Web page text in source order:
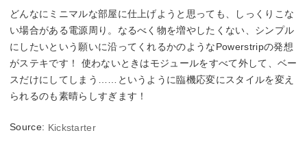
どんなにミニマルな部屋に仕上げようと思っても、しっくりこな
い場合がある電源周り。なるべく物を増やしたくない、シンプル
にしたいという願いに沿ってくれるかのようなPowerstripの発想
がステキです！ 使わないときはモジュールをすべて外して、ベー
スだけにしてしまう……というように臨機応変にスタイルを変え
られるのも素晴らしすぎます！
Source: Kickstarter